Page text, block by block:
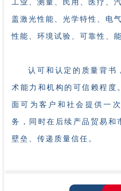
盖激光性能、光学特性、电
性能、环境试验、可靠性、
认可和认定的质量背书
术能力和机构的可信赖程度
面可为客户和社会提供一
务，同时在后续产品贸易和
壁垒、传递质量信任 。